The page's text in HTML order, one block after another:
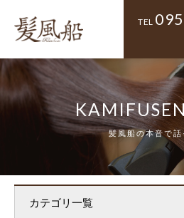
TEL
髪風船の本音で
カテゴリ一覧